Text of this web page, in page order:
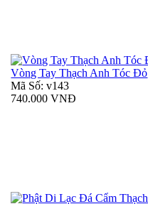
Vòng Tay Thạch Anh Tóc Đỏ
Mã Số: v143
740.000 VNĐ